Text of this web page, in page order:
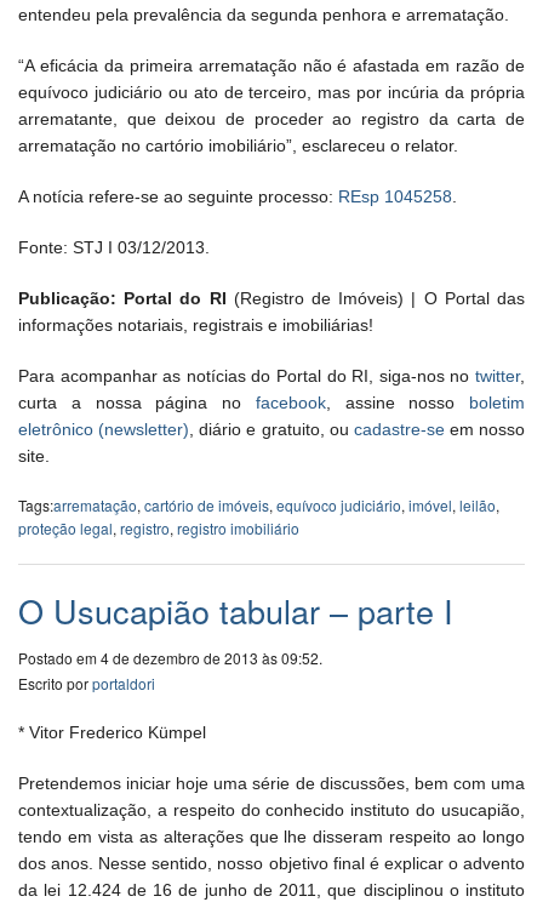
entendeu pela prevalência da segunda penhora e arrematação.
“A eficácia da primeira arrematação não é afastada em razão de
equívoco judiciário ou ato de terceiro, mas por incúria da própria
arrematante, que deixou de proceder ao registro da carta de
arrematação no cartório imobiliário”, esclareceu o relator.
A notícia refere-se ao seguinte processo: REsp 1045258
Fonte: STJ I 03/12/2013.
Publicação: Portal do RI (Registro de Imóveis) | O Portal das
informações notariais, registrais e imobiliárias!
Para acompanhar as notícias do Portal do RI, siga-nos no twitter,
curta a nossa página no facebook, assine nosso boletim
eletrônico (newsletter) , diário e gratuito, ou cadastre-seem nosso
site.
Tags:arrematação, cartório de imóveis, equívoco judiciário, imóvel, leilão,
proteção legal, registro, registro imobiliário
O Usucapião tabular – parte I
Postado em 4 de dezembro de 2013 às 09:52.
Escrito porportaldori
* Vitor Frederico Kümpel
Pretendemos iniciar hoje uma série de discussões, bem com uma
contextualização, a respeito do conhecido instituto do usucapião,
tendo em vista as alterações que lhe disseram respeito ao longo
dos anos. Nesse sentido, nosso objetivo final é explicar o advento
da lei 12.424 de 16 de junho de 2011, que disciplinou o instituto